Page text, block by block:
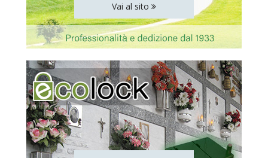
Vai al sito